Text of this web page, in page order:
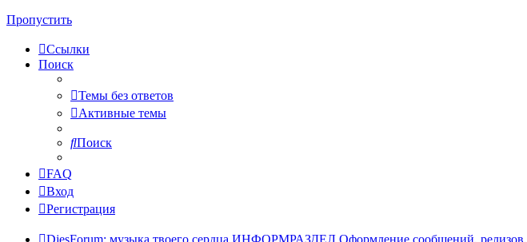
Пропустить
Ссылки
Поиск
Темы без ответов
Активные темы
Поиск
FAQ
Вход
Регистрация
DjesForum: музыка твоего сердца ИНФОРМРАЗДЕЛ Оформление сообщений, релизов.